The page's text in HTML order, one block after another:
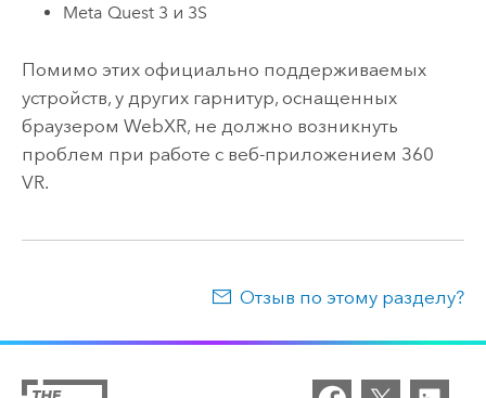
Meta Quest 3 и 3S
Помимо этих официально поддерживаемых
устройств, у других гарнитур, оснащенных
браузером WebXR, не должно возникнуть
проблем при работе с веб-приложением 360
VR.
Отзыв по этому разделу?